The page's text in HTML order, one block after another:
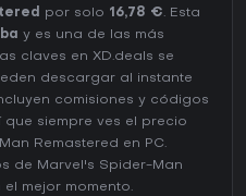
por solo 16,78 €. Esta
y es una de las más
claves en XD.deals se
descargar al instante
comisiones y códigos
siempre ves el precio
Remastered en PC.
de Marvel's Spider-Man
mejor momento.